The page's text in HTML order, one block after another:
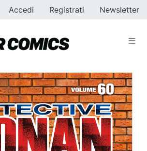
Accedi Registrati Newsletter